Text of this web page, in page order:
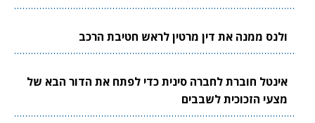
ולנס ממנה את דין מרטין לראש חטיבת הרכב
אינטל חוברת לחברה סינית כדי לפתח את הדור הבא של
מצעי הזכוכית לשבבים